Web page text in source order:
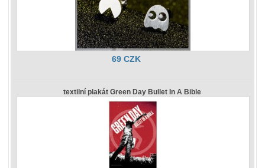
69 CZK
textilní plakát Green Day Bullet In A Bible